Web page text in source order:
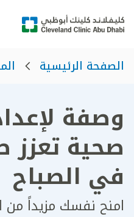
الصفحة الرئيسية
وصفة
صحية تعزز
في الصباح
امنح نفسك مزيداً من